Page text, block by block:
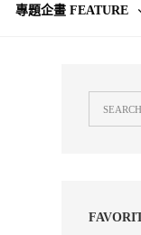
專題企畫 FEATURE